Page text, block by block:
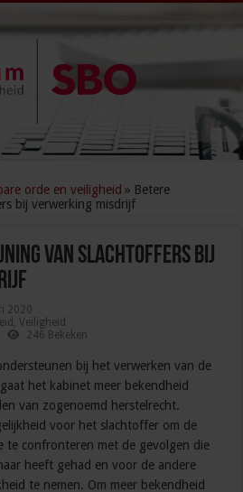
orde en veiligheid » Betere
bij verwerking misdrijf
van slachtoffers bij
2020
,Veiligheid
246 Bekeken
bij het verwerken van de
het kabinet meer bekendheid
van zogenoemd herstelrecht.
voor het slachtoffer om de
te confronteren met de gevolgen die
heeft gehad en voor de andere
te nemen. Om meer bekendheid